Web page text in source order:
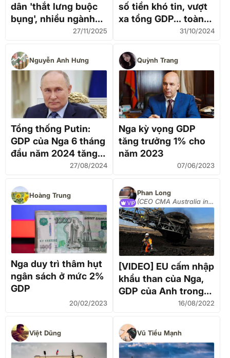
dân 'thắt lưng buộc
bụng', nhiều ngành
đình trệ: Kinh tế Nga
'báo động'?
27/11/2025
số tiền khó tin, vượt
xa tổng GDP... toàn
31/10/2024
Nguyễn Anh Hưng
Tổng thống Putin:
GDP của Nga 6 tháng
đầu năm 2024 tăng
27/08/2024
Quỳnh Trang
Nga kỳ vọng GDP
tăng trưởng 1% cho
năm 2023
07/06/2023
Hoàng Trung
Nga duy trì thâm hụt
ngân sách ở mức 2%
GDP
20/02/2023
VIP
Phan Long
(CEO CMA Australia in
Vietnam)
[VIDEO] EU cấm nhập
khẩu than của Nga,
GDP của Anh trong
quý II/2022 giảm16/08/2022
Việt Dũng Vũ Tiểu Mạnh